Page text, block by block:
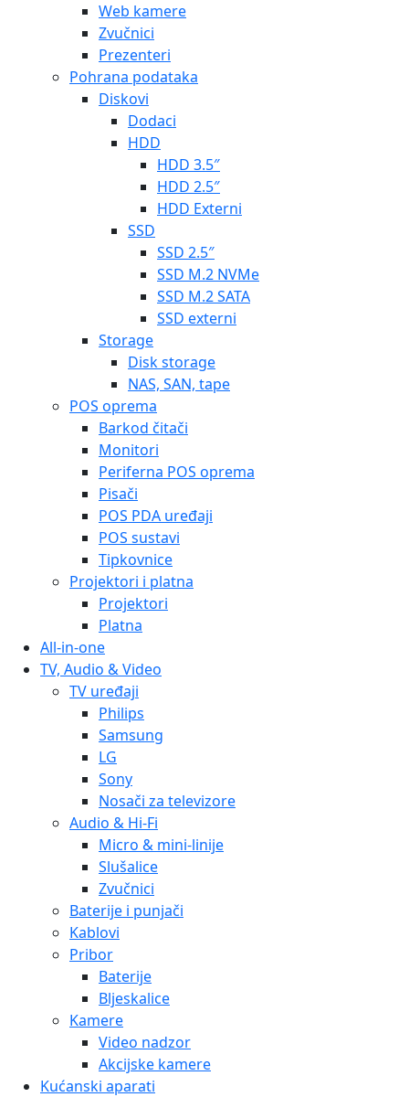
Web kamere
Zvučnici
Prezenteri
Pohrana podataka
Diskovi
Dodaci
HDD
HDD 3.5″
HDD 2.5″
HDD Externi
SSD
SSD 2.5″
SSD M.2 NVMe
SSD M.2 SATA
SSD externi
Storage
Disk storage
NAS, SAN, tape
POS oprema
Barkod čitači
Monitori
Periferna POS oprema
Pisači
POS PDA uređaji
POS sustavi
Tipkovnice
Projektori i platna
Projektori
Platna
All-in-one
TV, Audio & Video
TV uređaji
Philips
Samsung
LG
Sony
Nosači za televizore
Audio & Hi-Fi
Micro & mini-linije
Slušalice
Zvučnici
Baterije i punjači
Kablovi
Pribor
Baterije
Bljeskalice
Kamere
Video nadzor
Akcijske kamere
Kućanski aparati